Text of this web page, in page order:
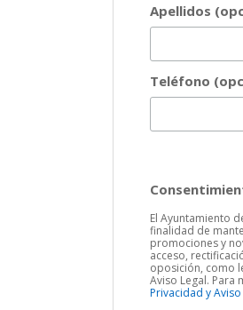
Apellidos
Teléfono
El Ayuntamiento
finalidad de
promociones y
acceso,
oposición, como
Aviso Legal.
Privacidad y Aviso